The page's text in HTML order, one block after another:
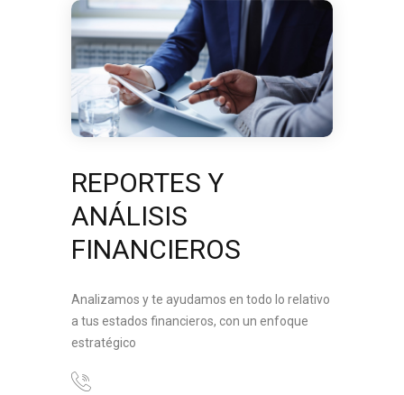
REPORTES Y
ANÁLISIS
FINANCIEROS
Analizamos y te ayudamos en todo lo relativo
a tus estados financieros, con un enfoque
estratégico